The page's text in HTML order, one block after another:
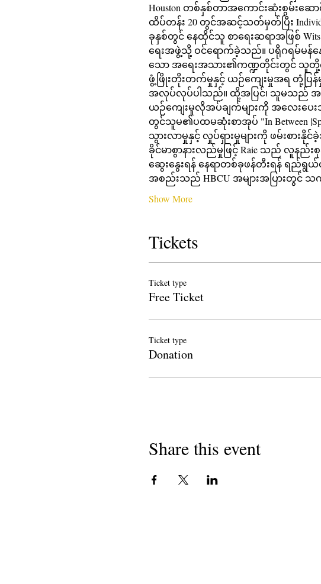
Houston တစ်နှစ်တာအကောင်းဆုံးစွမ်းဆော
ထိပ်တန်း 20 တွင်အဆင့်သတ်မှတ်ပြီး
ခုနှစ်တွင် နေထိုင်သူ စာရေးဆရာအဖြစ်
ရေးအဖွဲ့သို့ ဝင်ရောက်ခဲ့သည်။ ပရိုဂရမ်မန်န
သော အရေးအသား၏ကဏ္ဍတိုင်းတွင် သူတို့
ဖွံ့ဖြိုးတိုးတက်မှုနှင့် ယဉ်ကျေးမှုအရ တုံ့ပြန်
အလုပ်လုပ်ပါသည်။ ထို့အပြင်၊ သူမသည် အရေ
ယဉ်ကျေးမှုလိုအပ်ချက်များကို အလေးပေးသ
တွင်သူမ၏ပထမဆုံးစာအုပ် "In Between
သွားလာမှုနှင့် လှုပ်ရှားမှုများကို ဖမ်းစ
ခိုင်မာစွာနားလည်မှုဖြင့် Raie သည် လူနည်းစု
ဆွေးနွေးရန် နေရာတစ်ခုဖန်တီးရန် ရည်ရွယ်ထ
အစည်းသည် HBCU အများအပြားတွင် သက်
Show More
Tickets
Ticket type
Free Ticket
Ticket type
Donation
Share this event